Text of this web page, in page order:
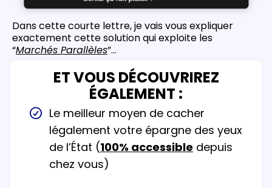
Dans cette courte lettre, je vais vous expliquer
exactement cette solution qui exploite les
“Marchés Parallèles”...
ET VOUS DÉCOUVRIREZ
ÉGALEMENT :
Le meilleur moyen de cacher
légalement votre épargne des yeux
de l’État (100% accessible depuis
chez vous)